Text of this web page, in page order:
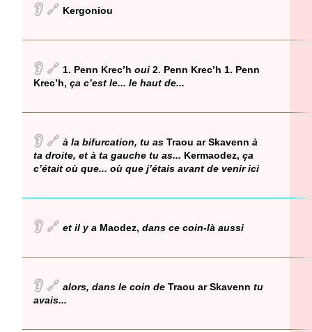
👂 🔗 Kergoniou
👂 🔗 1. Penn Krec’h oui 2. Penn Krec’h 1. Penn
Krec’h, ça c’est le... le haut de...
👂 🔗 à la bifurcation, tu as Traou ar Skavenn à
ta droite, et à ta gauche tu as... Kermaodez, ça
c’était où que... où que j’étais avant de venir ici
👂 🔗 et il y a Maodez, dans ce coin-là aussi
👂 🔗 alors, dans le coin de Traou ar Skavenn tu
avais...